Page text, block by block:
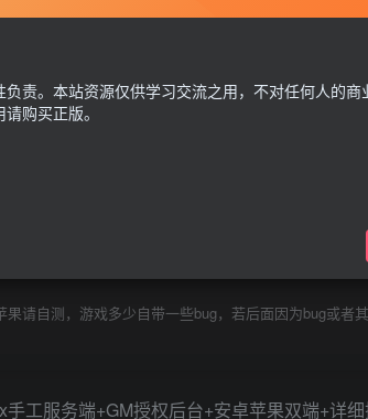
苹果未测试）
请自测，游戏多少自带一些bug，若后面因为bug或者
责。本站资源仅供学习交流之用，不对任何人的商
购买正版。